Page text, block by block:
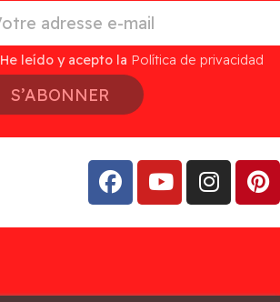
He leído y acepto la Política de privacidad
S’ABONNER